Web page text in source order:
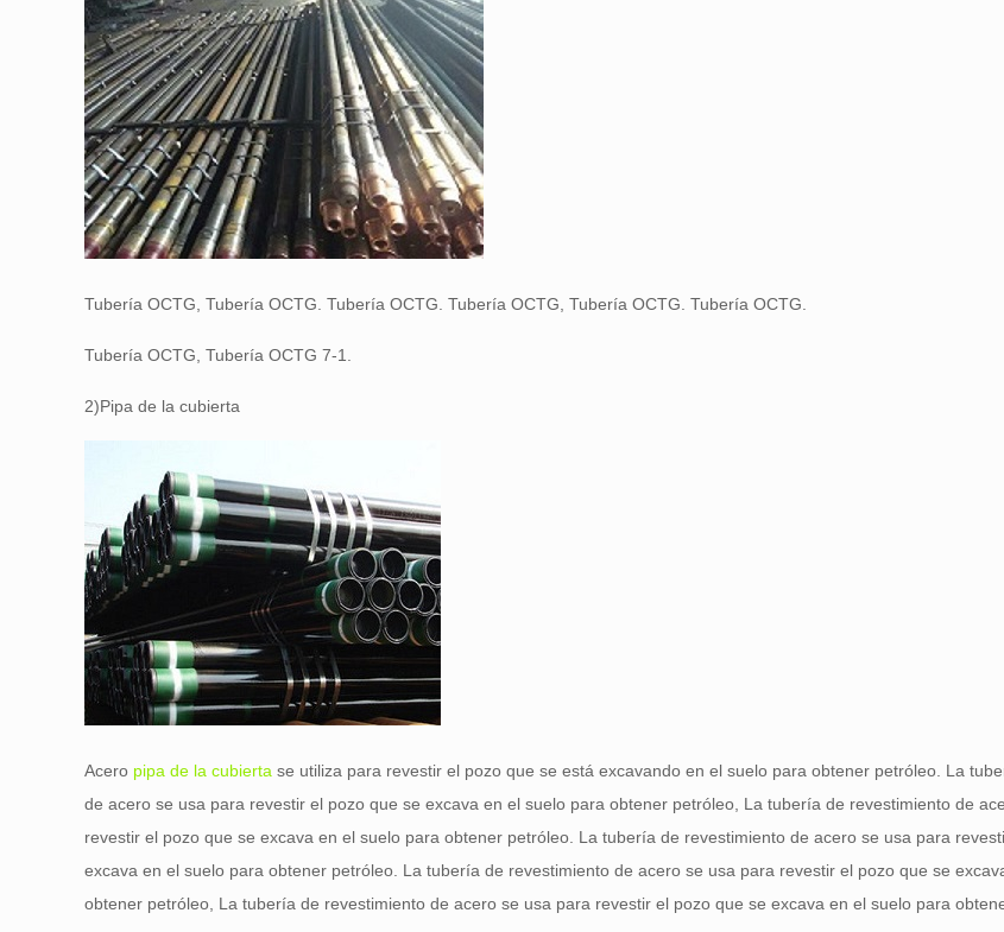
Tubería OCTG, Tubería OCTG. Tubería OCTG. Tubería OCTG, Tubería OCTG. Tubería OCTG.
Tubería OCTG, Tubería OCTG 7-1.
2)Pipa de la cubierta
Acero pipa de la cubierta se utiliza para revestir el pozo que se está excavando en el suelo para obtener petróleo. La
de acero se usa para revestir el pozo que se excava en el suelo para obtener petróleo, La tubería de revestimiento de
revestir el pozo que se excava en el suelo para obtener petróleo. La tubería de revestimiento de acero se usa para
excava en el suelo para obtener petróleo. La tubería de revestimiento de acero se usa para revestir el pozo que se
obtener petróleo, La tubería de revestimiento de acero se usa para revestir el pozo que se excava en el suelo para